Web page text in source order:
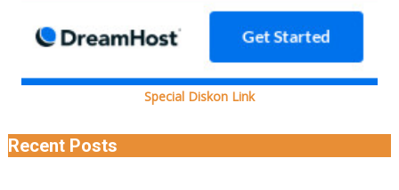
Special Diskon Link
Recent Posts